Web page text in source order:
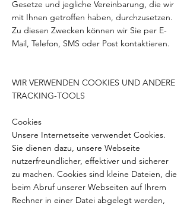
Gesetze und jegliche Vereinbarung, die wir
mit Ihnen getroffen haben, durchzusetzen.
Zu diesen Zwecken können wir Sie per E-
Mail, Telefon, SMS oder Post kontaktieren.
WIR VERWENDEN COOKIES UND ANDERE
TRACKING-TOOLS
Cookies
Unsere Internetseite verwendet Cookies.
Sie dienen dazu, unsere Webseite
nutzerfreundlicher, effektiver und sicherer
zu machen. Cookies sind kleine Dateien, die
beim Abruf unserer Webseiten auf Ihrem
Rechner in einer Datei abgelegt werden,